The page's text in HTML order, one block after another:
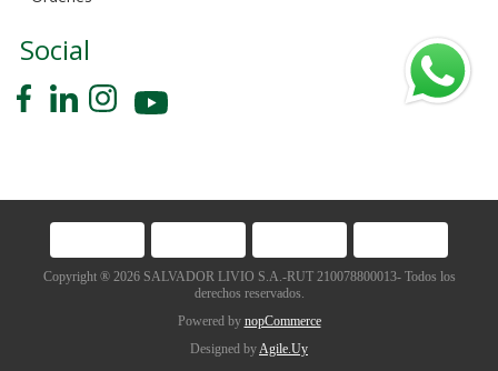
Social
Copyright ® 2026 SALVADOR LIVIO S.A.-RUT 210078800013- Todos los
derechos reservados.
Powered by nopCommerce
Designed byAgile.Uy